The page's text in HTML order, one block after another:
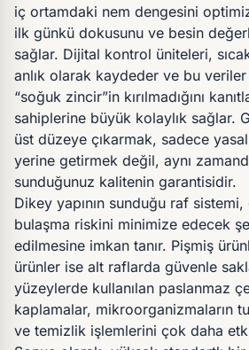
iç ortamdaki nem dengesini
ilk günkü dokusunu ve besin
sağlar. Dijital kontrol üniteleri,
anlık olarak kaydeder ve bu
“soğuk zincir”in kırılmadığını
sahiplerine büyük kolaylık sağlar.
üst düzeye çıkarmak, sadece
yerine getirmek değil, aynı
sunduğunuz kalitenin garantisidir.
Dikey yapının sunduğu raf sistemi,
bulaşma riskini minimize edecek
edilmesine imkan tanır. Pişmiş
ürünler ise alt raflarda güvenle
yüzeylerde kullanılan paslanmaz
kaplamalar, mikroorganizmaların
ve temizlik işlemlerini çok daha